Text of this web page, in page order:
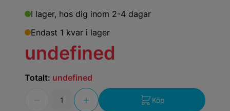
I lager, hos dig inom 2-4 dagar
Endast 1 kvar i lager
Totalt: undefined
Köp
undefined